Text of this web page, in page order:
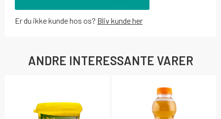
Er du ikke kunde hos os? Bliv kunde her
ANDRE INTERESSANTE VARER